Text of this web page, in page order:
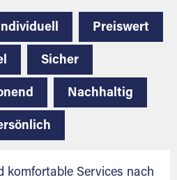
Preiswert
Sicher
Nachhaltig
komfortable Services nach